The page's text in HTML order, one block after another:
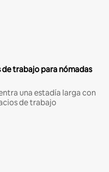
de trabajo para nómadas
una estadía larga con
de trabajo